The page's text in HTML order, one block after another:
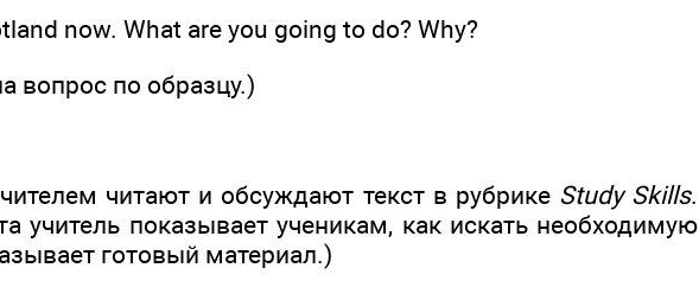
now. What are you going to do? Why?
вопрос по образцу.)
читают и обсуждают текст в рубрике Study Skills.
учитель показывает ученикам, как искать необходимую
готовый материал.)